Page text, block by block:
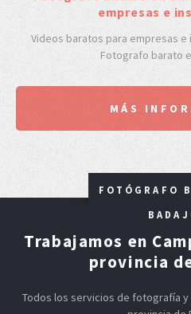
empresas e
Videos baratos para empresas e
Fotografo barato
MÁS
FOTÓGRAFO
Trabajamos en
provincia
Todos los servicios de fotografía y